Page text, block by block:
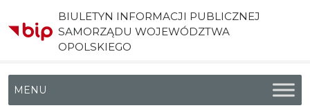
BIULETYN INFORMACJI PUBLICZNEJ
SAMORZĄDU WOJEWÓDZTWA
OPOLSKIEGO
Menu główne